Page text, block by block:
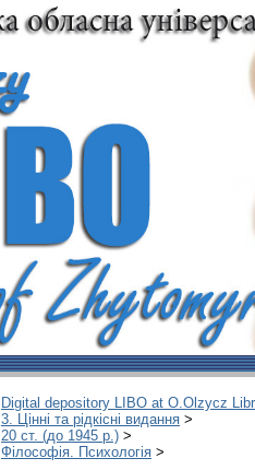
Digital depository LIBO at O.Olzycz
3. Цінні та рідкісні видання >
20 ст. (до 1945 р.) >
Філософія. Психологія >